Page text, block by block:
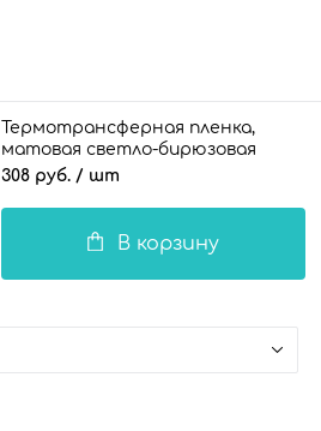
Термотрансферная пленка,
матовая светло-бирюзовая
308 руб. / шт
В корзину